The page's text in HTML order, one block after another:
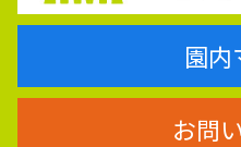
園内
お問